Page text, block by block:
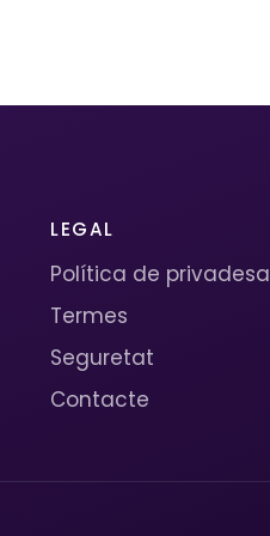
LEGAL
Política de privadesa
Termes
Seguretat
Contacte